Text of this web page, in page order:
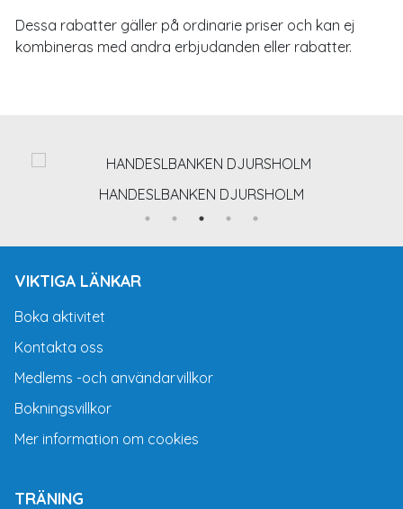
Dessa rabatter gäller på ordinarie priser och kan ej
kombineras med andra erbjudanden eller rabatter.
HANDESLBANKEN DJURSHOLM
VIKTIGA LÄNKAR
Boka aktivitet
Kontakta oss
Medlems -och användarvillkor
Bokningsvillkor
Mer information om cookies
TRÄNING